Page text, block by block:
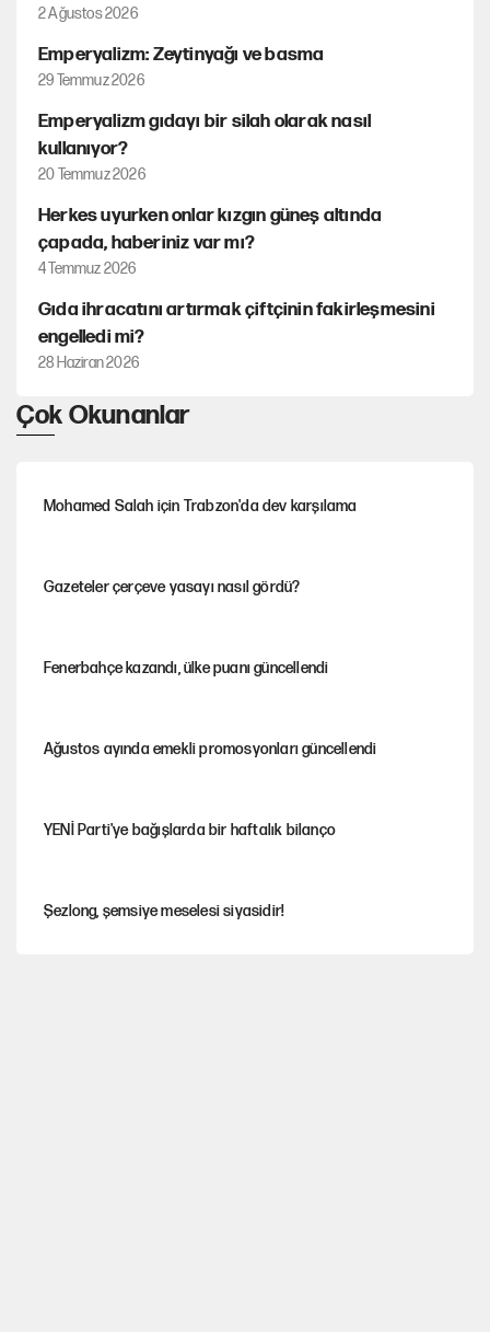
Çok Okunanlar
Mohamed Salah için Trabzon'da dev karşılama
Gazeteler çerçeve yasayı nasıl gördü?
Fenerbahçe kazandı, ülke puanı güncellendi
Ağustos ayında emekli promosyonları güncellendi
YENİ Parti'ye bağışlarda bir haftalık bilanço
Şezlong, şemsiye meselesi siyasidir!
2 Ağustos 2026
Emperyalizm: Zeytinyağı ve basma
29 Temmuz 2026
Emperyalizm gıdayı bir silah olarak nasıl
kullanıyor?
20 Temmuz 2026
Herkes uyurken onlar kızgın güneş altında
çapada, haberiniz var mı?
4 Temmuz 2026
Gıda ihracatını artırmak çiftçinin fakirleşmesini
engelledi mi?
28 Haziran 2026